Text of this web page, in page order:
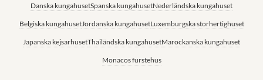
Danska kungahusetSpanska kungahusetNederländska kungahuset
Belgiska kungahusetJordanska kungahusetLuxemburgska storhertighuset
Japanska kejsarhusetThailändska kungahusetMarockanska kungahuset
Monacos furstehus